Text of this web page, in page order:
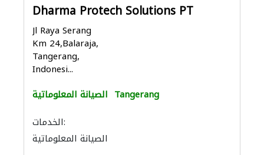
Dharma Protech Solutions PT
Jl Raya Serang
Km 24,Balaraja,
Tangerang,
Indonesi...
الصيانة المعلوماتية Tangerang
الخدمات:
الصيانة المعلوماتية